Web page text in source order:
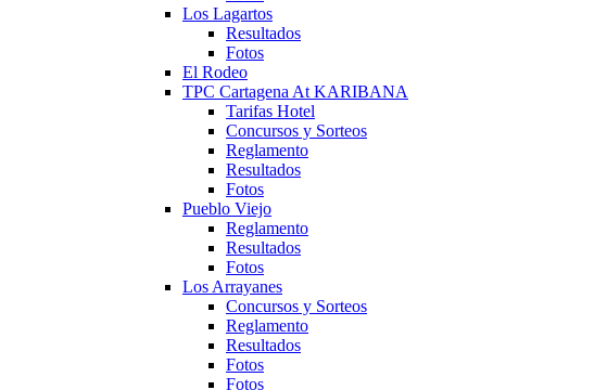
Los Lagartos
Resultados
Fotos
El Rodeo
TPC Cartagena At KARIBANA
Tarifas Hotel
Concursos y Sorteos
Reglamento
Resultados
Fotos
Pueblo Viejo
Reglamento
Resultados
Fotos
Los Arrayanes
Concursos y Sorteos
Reglamento
Resultados
Fotos
Fotos